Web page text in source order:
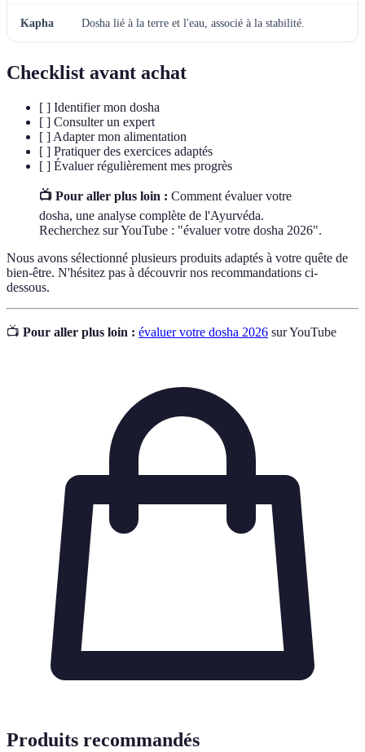
Kapha Dosha lié à la terre et l'eau, associé à la stabilité.
Checklist avant achat
[ ] Identifier mon dosha
[ ] Consulter un expert
[ ] Adapter mon alimentation
[ ] Pratiquer des exercices adaptés
[ ] Évaluer régulièrement mes progrès
📺 Pour aller plus loin : Comment évaluer votre
dosha, une analyse complète de l'Ayurvéda.
Recherchez sur YouTube : "évaluer votre dosha 2026".
Nous avons sélectionné plusieurs produits adaptés à votre quête de
bien-être. N'hésitez pas à découvrir nos recommandations ci-
dessous.
📺 Pour aller plus loin : évaluer votre dosha 2026 sur YouTube
Produits recommandés